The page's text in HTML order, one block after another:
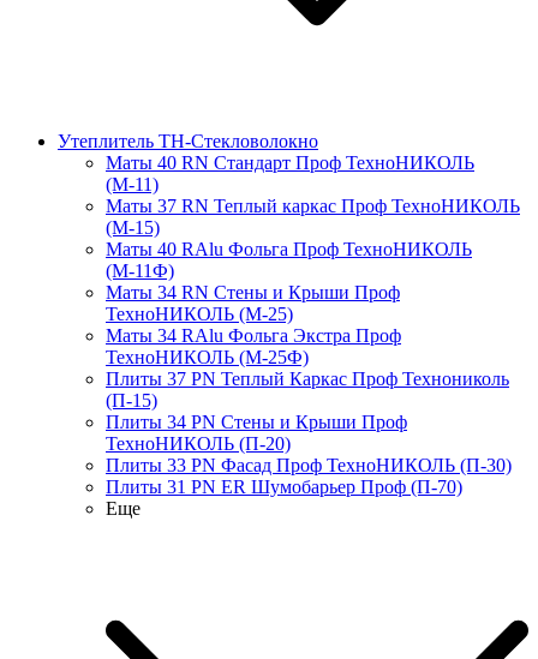
Утеплитель ТН-Стекловолокно
Маты 40 RN Стандарт Проф ТехноНИКОЛЬ
(М-11)
Маты 37 RN Теплый каркас Проф ТехноНИКОЛЬ
(М-15)
Маты 40 RAlu Фольга Проф ТехноНИКОЛЬ
(М-11Ф)
Маты 34 RN Стены и Крыши Проф
ТехноНИКОЛЬ (М-25)
Маты 34 RAlu Фольга Экстра Проф
ТехноНИКОЛЬ (М-25Ф)
Плиты 37 PN Теплый Каркас Проф Технониколь
(П-15)
Плиты 34 PN Стены и Крыши Проф
ТехноНИКОЛЬ (П-20)
Плиты 33 PN Фасад Проф ТехноНИКОЛЬ (П-30)
Плиты 31 PN ER Шумобарьер Проф (П-70)
Еще